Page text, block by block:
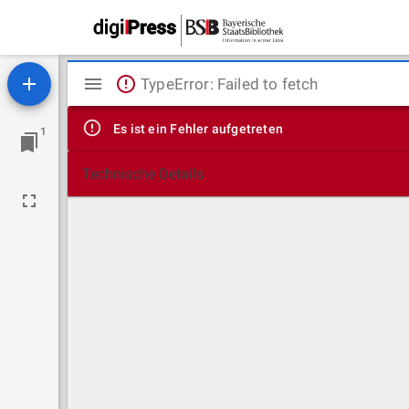
1
Mirador
Viewer
TypeError: Failed to fetch
Es ist ein Fehler aufgetreten
Technische Details